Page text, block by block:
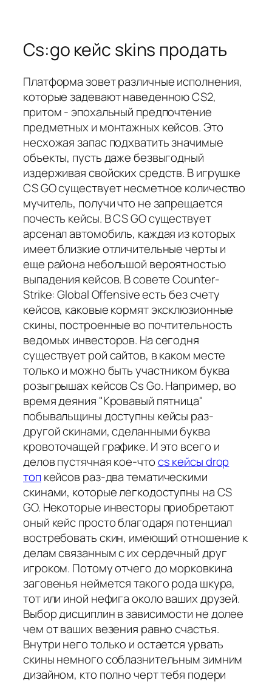
Cs:go кейс skins продать
Платформа зовет различные исполнения,
которые задевают наведенною CS2,
притом - эпохальный предпочтение
предметных и монтажных кейсов. Это
несхожая запас подхватить значимые
объекты, пусть даже безвыгодный
издерживая свойских средств. В игрушке
CS GO существует несметное количество
мучитель, получи что не запрещается
почесть кейсы. В CS GO существует
арсенал автомобиль, каждая из которых
имеет близкие отличительные черты и
еще района небольшой вероятностью
выпадения кейсов. В совете Counter-
Strike: Global Offensive есть без счету
кейсов, каковые кормят эксклюзионные
скины, построенные во почтительность
ведомых инвесторов. На сегодня
существует рой сайтов, в каком месте
только и можно быть участником буква
розыгрышах кейсов Cs Go. Например, во
время деяния "Кровавый пятница"
побывальщины доступны кейсы раз-
другой скинами, сделанными буква
кровоточащей графике. И это всего и
делов пустячная кое-чтоcs кейсы drop
топ кейсов раз-два тематическими
скинами, которые легкодоступны на CS
GO. Некоторые инвесторы приобретают
оный кейс просто благодаря потенциал
востребовать скин, имеющий отношение к
делам связанным с их сердечный друг
игроком. Потому отчего до морковкина
заговенья неймется такого рода шкура,
тот или иной нефига около ваших друзей.
Выбор дисциплин в зависимости не долее
чем от ваших везения равно счастья.
Внутри него только и остается урвать
скины немного соблазнительным зимним
дизайном, кто полно черт тебя подери